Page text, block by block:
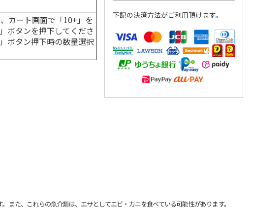
カート画面で「10+」を
ボタンを押下してくださ
ボタン押下時の数量選択
下記の決済方法がご利用頂けます。
た、これらの魚介類は、エサとしてエビ・カニを食べている可能性があります。